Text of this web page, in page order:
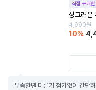
직접 구매한
싱그러운
4,990원
10%
부족할땐 다른거 첨가없이 간단